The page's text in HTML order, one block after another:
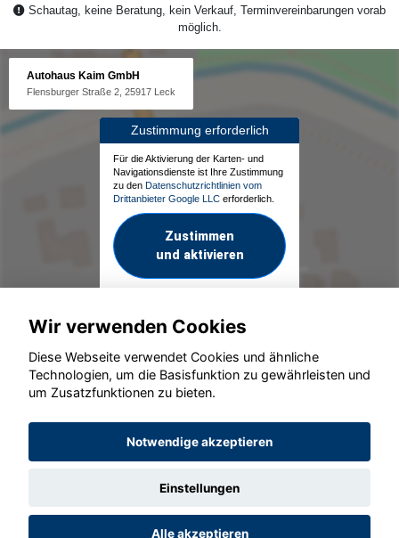
Schautag, keine Beratung, kein Verkauf, Terminvereinbarungen vorab
möglich.
Autohaus Kaim GmbH
Flensburger Straße 2, 25917 Leck
Zustimmung erforderlich
Für die Aktivierung der Karten- und
Navigationsdienste ist Ihre Zustimmung
zu den Datenschutzrichtlinien vom
Drittanbieter Google LLC erforderlich.
Zustimmen
und aktivieren
© konjunkturmotor.de GmbH 2020 - 2026
Wir verwenden Cookies
Diese Webseite verwendet Cookies und ähnliche
Technologien, um die Basisfunktion zu gewährleisten und
um Zusatzfunktionen zu bieten.
Notwendige akzeptieren
Einstellungen
Alle akzeptieren